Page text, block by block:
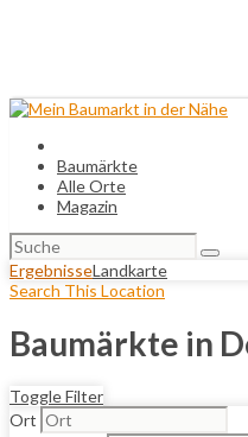
Baumärkte
Alle Orte
Magazin
Suchen
nach:
ErgebnisseLandkarte
Search This Location
Baumärkte in
Toggle Filter
Ort